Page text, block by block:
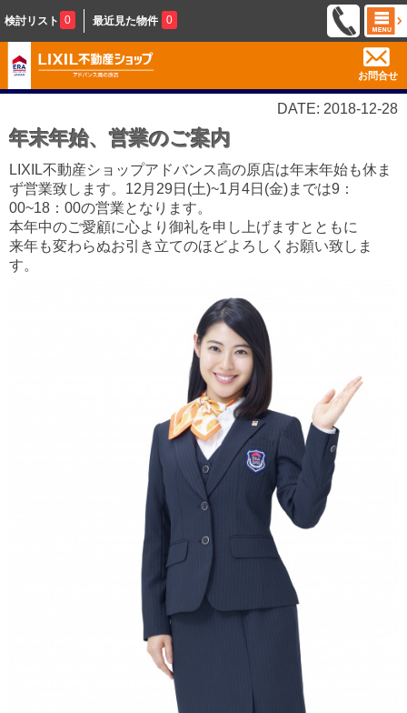
検討リスト 0 最近見た物件 0
お問合せ
DATE: 2018-12-28
年末年始、営業のご案内
LIXIL不動産ショップアドバンス高の原店は年末年始も休ま
ず営業致します。12月29日(土)~1月4日(金)までは9：
00~18：00の営業となります。
本年中のご愛顧に心より御礼を申し上げますとともに
来年も変わらぬお引き立てのほどよろしくお願い致しま
す。